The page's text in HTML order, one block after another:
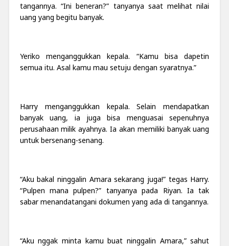
tangannya. “Ini beneran?” tanyanya saat melihat nilai
uang yang begitu banyak.
Yeriko menganggukkan kepala. “Kamu bisa dapetin
semua itu. Asal kamu mau setuju dengan syaratnya.”
Harry menganggukkan kepala. Selain mendapatkan
banyak uang, ia juga bisa menguasai sepenuhnya
perusahaan milik ayahnya. Ia akan memiliki banyak uang
untuk bersenang-senang.
“Aku bakal ninggalin Amara sekarang juga!” tegas Harry.
“Pulpen mana pulpen?” tanyanya pada Riyan. Ia tak
sabar menandatangani dokumen yang ada di tangannya.
“Aku nggak minta kamu buat ninggalin Amara,” sahut